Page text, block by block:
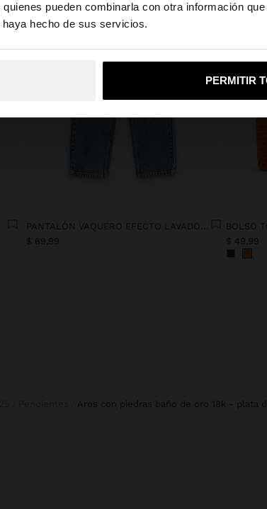
pueden combinarla con otra información
hecho de sus servicios.
PERMITIR
¿Quieres ir a la web de United States?
No, continuar en la web de Ecuador Sí,
$ 69,99
BOLSO
$ 49,99
aros con piedras baño de oro 18k - plata